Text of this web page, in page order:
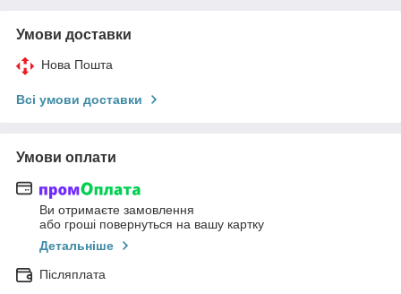
Умови доставки
Нова Пошта
Всі умови доставки
Умови оплати
Ви отримаєте замовлення
або гроші повернуться на вашу картку
Детальніше
Післяплата